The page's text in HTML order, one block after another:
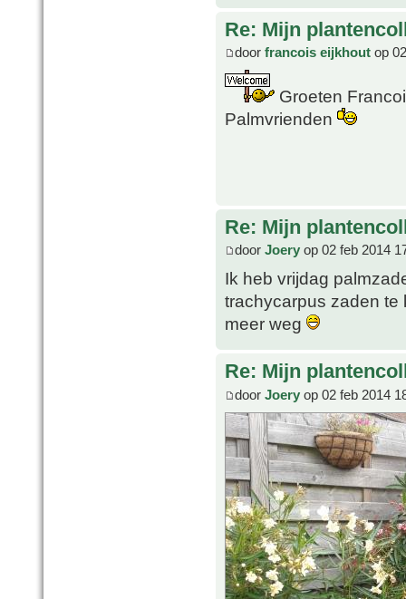
Re: Mijn
door francois eijkhout op
Groeten
Palmvrienden
Re: Mijn
door Joery op 02 feb 2014
Ik heb vrijdag
trachycarpus zaden te
meer weg
Re: Mijn
door Joery op 02 feb 2014